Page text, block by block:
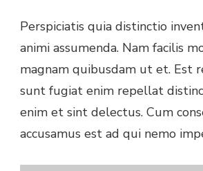
Perspiciatis quia distinctio
animi assumenda. Nam facilis
magnam quibusdam ut et. Est
sunt fugiat enim repellat
enim et sint delectus. Cum
accusamus est ad qui nemo